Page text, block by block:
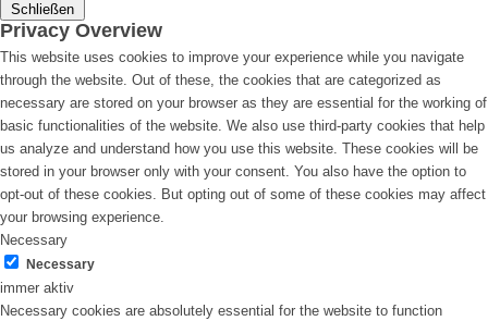
Schließen
Privacy Overview
This website uses cookies to improve your experience while you navigate
through the website. Out of these, the cookies that are categorized as
necessary are stored on your browser as they are essential for the working of
basic functionalities of the website. We also use third-party cookies that help
us analyze and understand how you use this website. These cookies will be
stored in your browser only with your consent. You also have the option to
opt-out of these cookies. But opting out of some of these cookies may affect
your browsing experience.
Necessary
Necessary
immer aktiv
Necessary cookies are absolutely essential for the website to function